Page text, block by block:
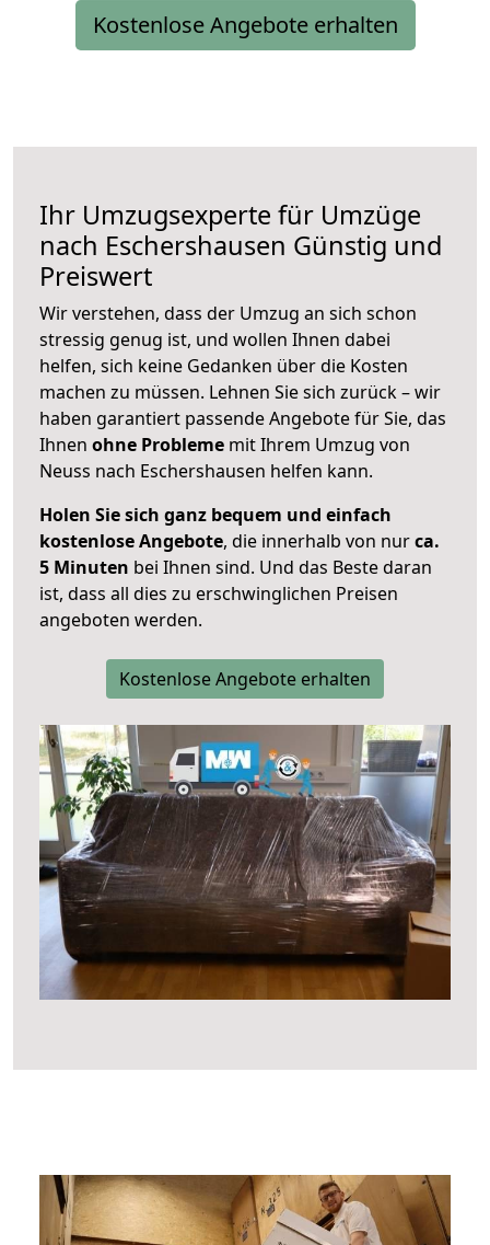
Kostenlose Angebote erhalten
Ihr Umzugsexperte für Umzüge
nach Eschershausen Günstig und
Preiswert
Wir verstehen, dass der Umzug an sich schon
stressig genug ist, und wollen Ihnen dabei
helfen, sich keine Gedanken über die Kosten
machen zu müssen. Lehnen Sie sich zurück – wir
haben garantiert passende Angebote für Sie, das
Ihnen ohne Probleme mit Ihrem Umzug von
Neuss nach Eschershausen helfen kann.
Holen Sie sich ganz bequem und einfach
kostenlose Angebote, die innerhalb von nurca.
5 Minuten bei Ihnen sind. Und das Beste daran
ist, dass all dies zu erschwinglichen Preisen
angeboten werden.
Kostenlose Angebote erhalten